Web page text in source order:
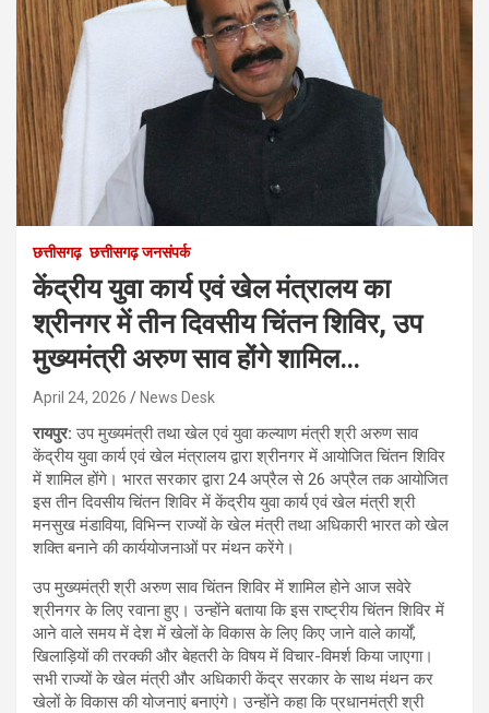
छत्तीसगढ़ छत्तीसगढ़ जनसंपर्क
केंद्रीय युवा कार्य एवं खेल मंत्रालय का
श्रीनगर में तीन दिवसीय चिंतन शिविर, उप
मुख्यमंत्री अरुण साव होंगे शामिल…
April 24, 2026 News Desk
रायपुर:उप मुख्यमंत्री तथा खेल एवं युवा कल्याण मंत्री श्री अरुण साव
केंद्रीय युवा कार्य एवं खेल मंत्रालय द्वारा श्रीनगर में आयोजित चिंतन शिविर
में शामिल होंगे। भारत सरकार द्वारा 24 अप्रैल से 26 अप्रैल तक आयोजित
इस तीन दिवसीय चिंतन शिविर में केंद्रीय युवा कार्य एवं खेल मंत्री श्री
मनसुख मंडाविया, विभिन्न राज्यों के खेल मंत्री तथा अधिकारी भारत को खेल
शक्ति बनाने की कार्ययोजनाओं पर मंथन करेंगे।
उप मुख्यमंत्री श्री अरुण साव चिंतन शिविर में शामिल होने आज सवेरे
श्रीनगर के लिए रवाना हुए। उन्होंने बताया कि इस राष्ट्रीय चिंतन शिविर में
आने वाले समय में देश में खेलों के विकास के लिए किए जाने वाले कार्यों,
खिलाड़ियों की तरक्की और बेहतरी के विषय में विचार-विमर्श किया जाएगा।
सभी राज्यों के खेल मंत्री और अधिकारी केंद्र सरकार के साथ मंथन कर
खेलों के विकास की योजनाएं बनाएंगे। उन्होंने कहा कि प्रधानमंत्री श्री